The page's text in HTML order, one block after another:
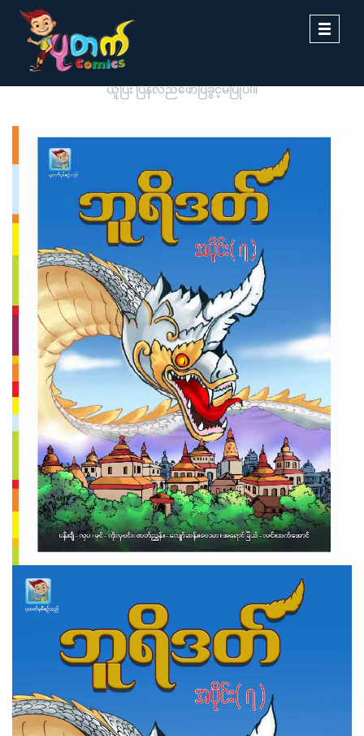
Toggle
ပုတက်ကာတွန်းမှ မူပိုင်စီစဉ်တင်ဆက်ထားခြင်းဖြစ်ပါသည်။ တစ်ဆင့်ကူး
ယူပြီး ပြန်လည်ဖော်ပြခွင့်မပြုပါ။